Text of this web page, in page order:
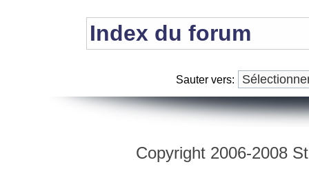
Index du forum
Sauter vers:
Copyright 2006-2008